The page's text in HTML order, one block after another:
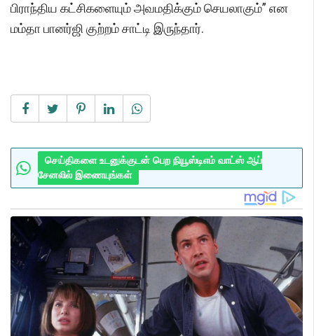
பிராந்திய கட்சிகளையும் அவமதிக்கும் செயலாகும்” என
மம்தா பானர்ஜி குற்றம் சாட்டி இருந்தார்.
செய்திகளை உடனுக்குடன் பெற நியூஸ்டிஎம் வாட்ஸ் ஆப்
சேனலில் இணையுங்கள்